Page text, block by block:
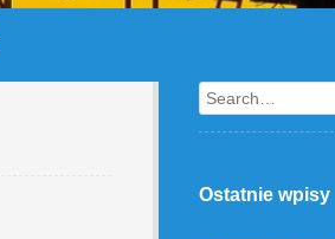
Search
Ostatnie wpisy